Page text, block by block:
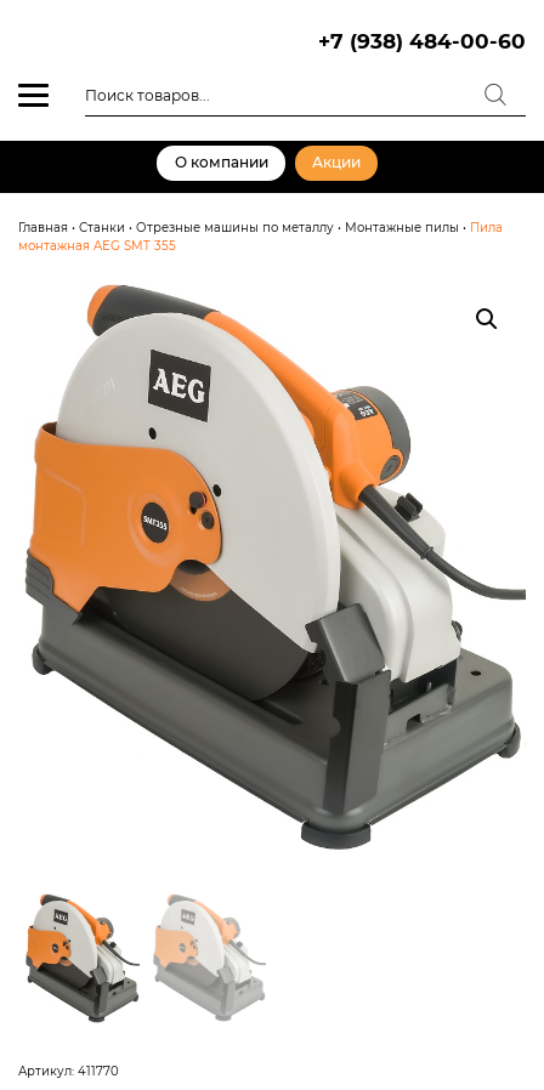
+7 (938) 484-00-60
товаров
О компании Акции
Главная • Станки • Отрезные машины по металлу • Монтажные пилы • Пила
монтажная AEG SMT 355
Артикул: 411770